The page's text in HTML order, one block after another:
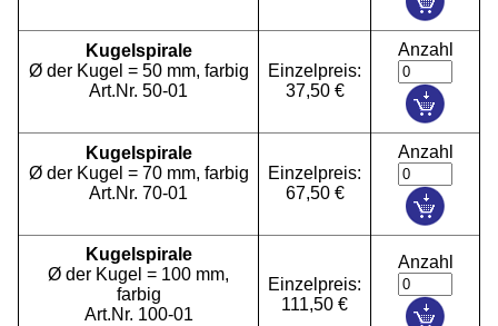
Kugelspirale
Ø der Kugel = 50 mm, farbig
Art.Nr. 50-01
Einzelpreis:
37,50 €
Anzahl
Kugelspirale
Ø der Kugel = 70 mm, farbig
Art.Nr. 70-01
Einzelpreis:
67,50 €
Anzahl
Kugelspirale
Ø der Kugel = 100 mm,
farbig
Art.Nr. 100-01
Einzelpreis:
111,50 €
Anzahl